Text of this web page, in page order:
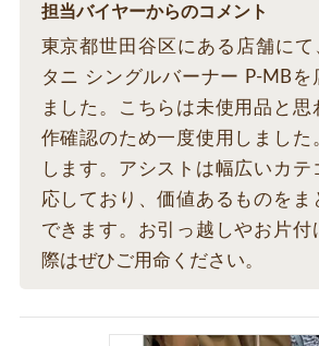
担当バイヤーからのコメント
東京都世田谷区にある店舗にて
タニ シングルバーナー P-MBを
ました。こちらは未使用品と思
作確認のため一度使用しました
します。アシストは幅広いカテ
応しており、価値あるものをま
できます。お引っ越しやお片付
際はぜひご用命ください。